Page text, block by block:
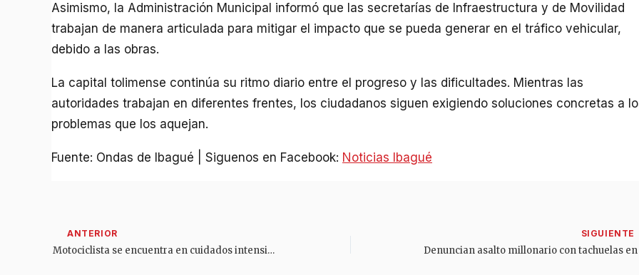
Asimismo, la Administración Municipal informó que las secretarías de Infraestructura y de Movilidad
trabajan de manera articulada para mitigar el impacto que se pueda generar en el tráfico vehicular,
debido a las obras.
La capital tolimense continúa su ritmo diario entre el progreso y las dificultades. Mientras las
autoridades trabajan en diferentes frentes, los ciudadanos siguen exigiendo soluciones concretas a
problemas que los aquejan.
Fuente: Ondas de Ibagué | Siguenos en Facebook: Noticias Ibagué
Motociclista se encuentra en cuidados intensivos tras quedar debajo de una buseta en Ibagué